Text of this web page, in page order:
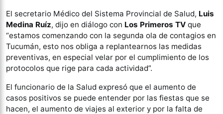
El secretario Médico del Sistema Provincial de Salud, Luis
Medina Ruíz, dijo en diálogo con Los Primeros TV que
“estamos comenzando con la segunda ola de contagios en
Tucumán, esto nos obliga a replantearnos las medidas
preventivas, en especial velar por el cumplimiento de los
protocolos que rige para cada actividad”.
El funcionario de la Salud expresó que el aumento de
casos positivos se puede entender por las fiestas que se
hacen, el aumento de viajes al exterior y por la falta de